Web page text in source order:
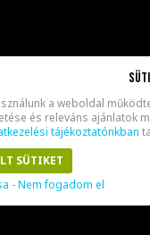
a weboldal
és releváns ajánlatok
tájékoztatónkban
SÜTIKET
-Nem fogadom el